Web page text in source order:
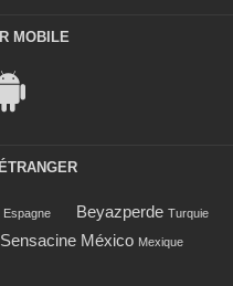
MOBILE
Espagne Beyazperde Turquie
Sensacine México Mexique